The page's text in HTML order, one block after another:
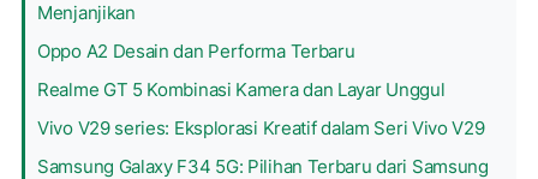
Menjanjikan
Oppo A2 Desain dan Performa Terbaru
Realme GT 5 Kombinasi Kamera dan Layar Unggul
Vivo V29 series: Eksplorasi Kreatif dalam Seri Vivo V29
Samsung Galaxy F34 5G: Pilihan Terbaru dari Samsung